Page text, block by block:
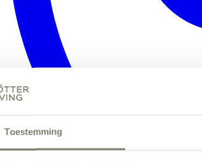
Toestemming